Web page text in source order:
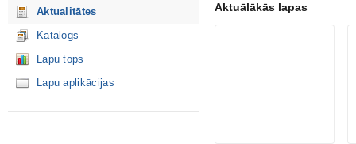
Aktualitātes
Katalogs
Lapu tops
Lapu aplikācijas
Aktuālākās lapas